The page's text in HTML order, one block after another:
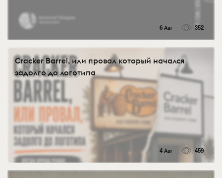
6 Авг 352
Cracker Barrel, или провал который начался
задолго до логотипа
4 Авг 459